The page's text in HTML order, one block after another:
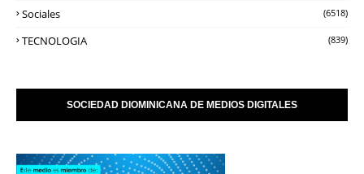
Sociales (6518)
TECNOLOGIA (839)
SOCIEDAD DIOMINICANA DE MEDIOS DIGITALES